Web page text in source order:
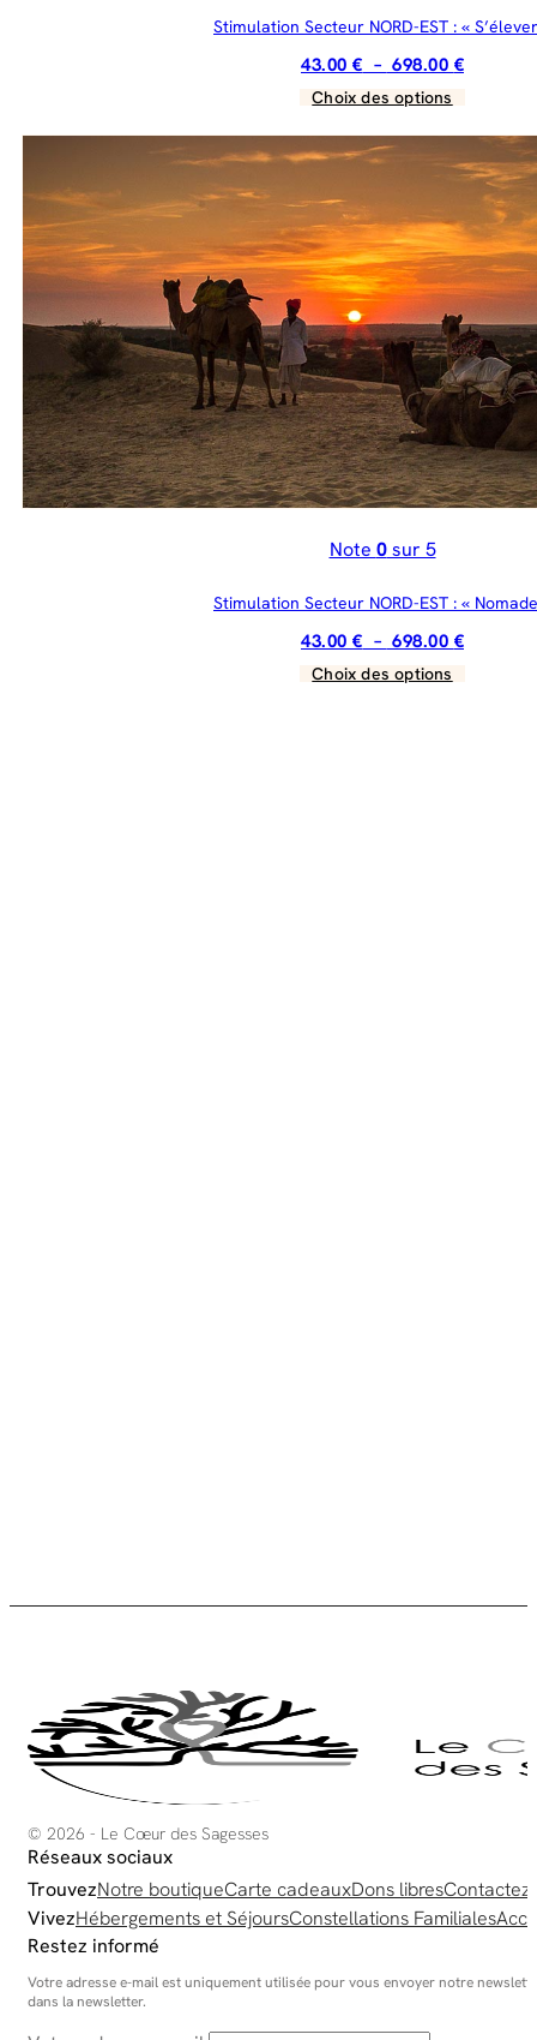
Stimulation Secteur NORD-EST : «
43.00 € – 698.00 €Plage
43.00 €
à
698.00 €
Choix des options
Ce
produit
a
variations.
Les
options
peuvent
être
choisies
sur
la
page
du
produit
Note 0sur 5
Stimulation Secteur NORD-EST : «
43.00 € – 698.00 €Plage
Choix des options
Ce
© 2026 - Le Cœur des Sagesses
Réseaux sociaux
TrouvezNotre boutiqueCarte cadeauxDons libres
VivezHébergements et SéjoursConstellations Familiales
Restez informé
Votre adresse e-mail est uniquement utilisée pour vous envoyer notre
dans la newsletter.